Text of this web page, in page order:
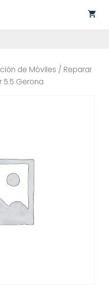
de Móviles / Reparar
5.5 Gerona